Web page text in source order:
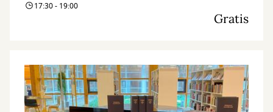
17:30 - 19:00
Gratis